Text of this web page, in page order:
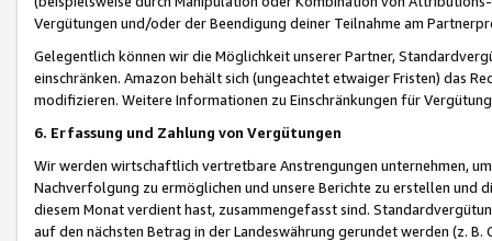
Vergütungen und/oder der Beendigung deiner Teilnahme am
Gelegentlich können wir die Möglichkeit unserer Partner,
einschränken. Amazon behält sich (ungeachtet etwaiger Fristen) das
modifizieren. Weitere Informationen zu Einschränkungen für
6. Erfassung und Zahlung von Vergütungen
Wir werden wirtschaftlich vertretbare Anstrengungen unternehmen,
Nachverfolgung zu ermöglichen und unsere Berichte zu erstellen und
diesem Monat verdient hast, zusammengefasst sind.
auf den nächsten Betrag in der Landeswährung gerundet werden (z.